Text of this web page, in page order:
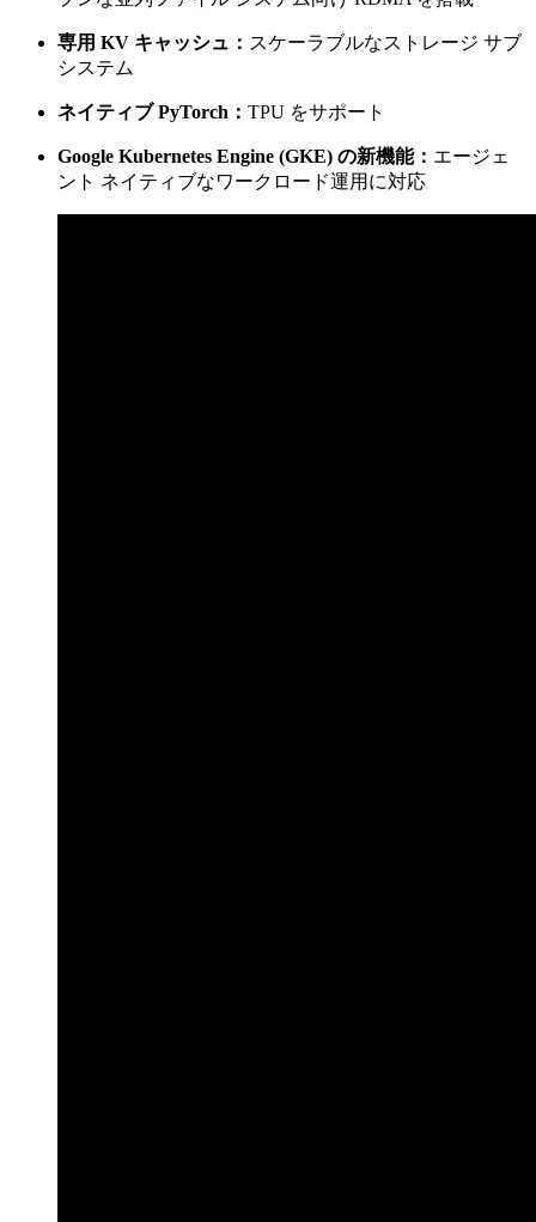
専用 KV キャッシュ： スケーラブルなストレージ サブ
システム
ネイティブ PyTorch： TPU をサポート
Google Kubernetes Engine (GKE) の新機能： エージェ
ント ネイティブなワークロード運用に対応